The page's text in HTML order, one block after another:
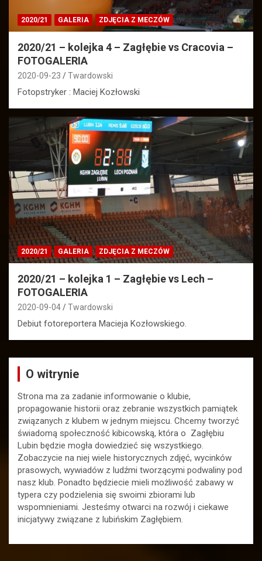
2020/21 GALERIA ZDJĘCIA Z MECZÓW
2020/21 – kolejka 4 – Zagłębie vs Cracovia –
FOTOGALERIA
2020-09-23 Twardowski
Fotopstryker : Maciej Kozłowski
2020/21 GALERIA ZDJĘCIA Z MECZÓW
2020/21 – kolejka 1 – Zagłębie vs Lech –
FOTOGALERIA
2020-09-04 Twardowski
Debiut fotoreportera Macieja Kozłowskiego.
O witrynie
Strona ma za zadanie informowanie o klubie,
propagowanie historii oraz zebranie wszystkich pamiątek
związanych z klubem w jednym miejscu. Chcemy tworzyć
świadomą społeczność kibicowską, która o Zagłębiu
Lubin będzie mogła dowiedzieć się wszystkiego.
Zobaczycie na niej wiele historycznych zdjęć, wycinków
prasowych, wywiadów z ludźmi tworzącymi podwaliny pod
nasz klub. Ponadto będziecie mieli możliwość zabawy w
typera czy podzielenia się swoimi zbiorami lub
wspomnieniami. Jesteśmy otwarci na rozwój i ciekawe
inicjatywy związane z lubińskim Zagłębiem.